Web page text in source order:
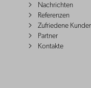
Nachrichten
Referenzen
Zufriedene
Partner
Kontakte